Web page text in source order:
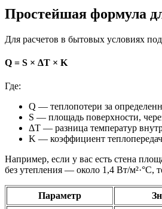
Простейшая формула
Для расчетов в бытовых условиях
Q = S × ΔT × K
Где:
Q — теплопотери за
S — площадь поверхности,
ΔT — разница температур
K — коэффициент
Например, если у вас есть стена
без утепления — около 1,4 Вт/м²·°C,
Параметр